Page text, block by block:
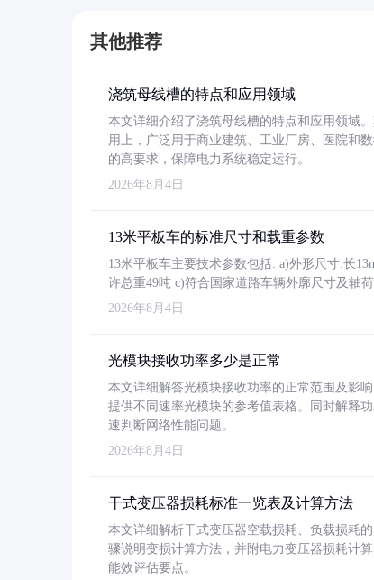
其他推荐
浇筑母线槽的特点和应用领域
本文详细介绍了浇筑母线槽的特点和应用领域
用上，广泛用于商业建筑、工业厂房、医院和
的高要求，保障电力系统稳定运行。
2026年8月4日
13米平板车的标准尺寸和载重参数
13米平板车主要技术参数包括: a)外形尺寸:长
许总重49吨 c)符合国家道路车辆外廓尺寸及轴
2026年8月4日
光模块接收功率多少是正常
本文详细解答光模块接收功率的正常范围及影
提供不同速率光模块的参考值表格。同时解释
速判断网络性能问题。
2026年8月4日
干式变压器损耗标准一览表及计算方法
本文详细解析干式变压器空载损耗、负载损耗
骤说明变损计算方法，并附电力变压器损耗计
能效评估要点。